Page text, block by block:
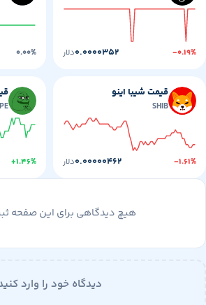
۰.۰۰۰۰۳۵۲دلار
قیمت شیبا اینو
SHIB
۰.۰۰۰۰۰۴۶۲دلار
قیمت
PEPE
+۱.۴۶%
هیچ دیدگاهی برای این صفحه ثبت
دیدگاه خود را وارد کنید